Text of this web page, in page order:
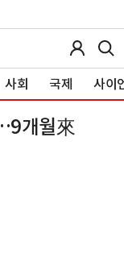
사회 국제 사이
개월來